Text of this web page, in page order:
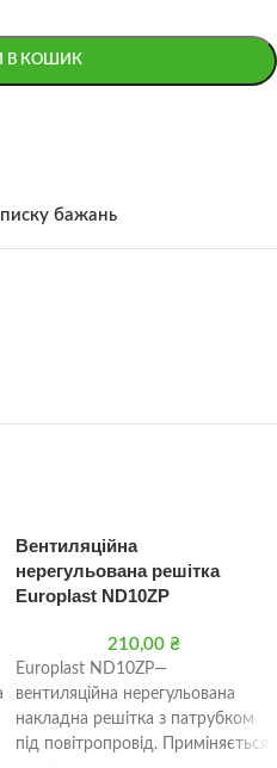
В КОШИК
бажань
Вентиляційна
нерегульована решітка
Europlast ND10ZP
210,00 ₴
Europlast ND10ZP—
вентиляційна нерегульована
накладна решітка з патрубком
під повітропровід. Приміняється